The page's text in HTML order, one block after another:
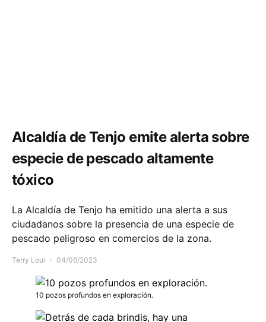
Alcaldía de Tenjo emite alerta sobre
especie de pescado altamente
tóxico
La Alcaldía de Tenjo ha emitido una alerta a sus
ciudadanos sobre la presencia de una especie de
pescado peligroso en comercios de la zona.
Terry Loui 04/06/2023
10 pozos profundos en exploración.